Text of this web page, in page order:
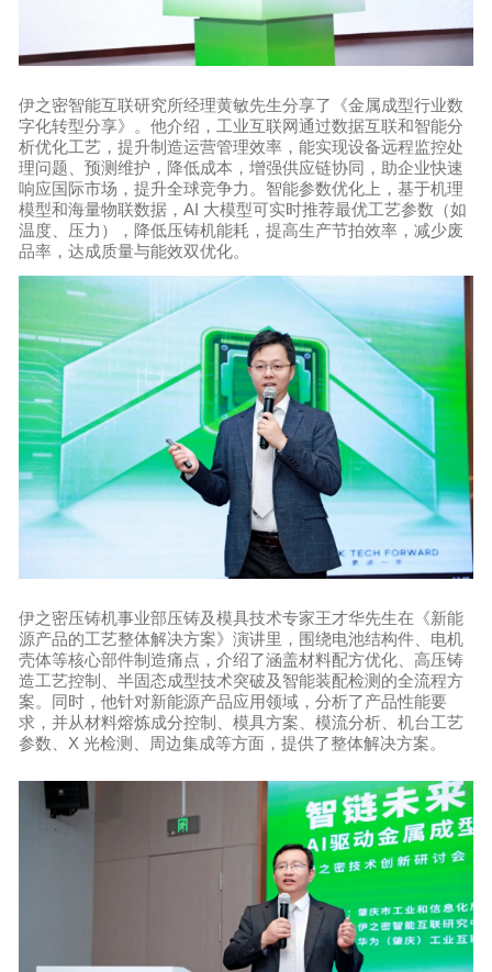
伊之密智能互联研究所经理黄敏先生分享了《金属成型行业数
字化转型分享》。他介绍，工业互联网通过数据互联和智能分
析优化工艺，提升制造运营管理效率，能实现设备远程监控处
理问题、预测维护，降低成本，增强供应链协同，助企业快速
响应国际市场，提升全球竞争力。智能参数优化上，基于机理
模型和海量物联数据，AI 大模型可实时推荐最优工艺参数（如
温度、压力），降低压铸机能耗，提高生产节拍效率，减少废
品率，达成质量与能效双优化。
伊之密压铸机事业部压铸及模具技术专家王才华先生在《新能
源产品的工艺整体解决方案》演讲里，围绕电池结构件、电机
壳体等核心部件制造痛点，介绍了涵盖材料配方优化、高压铸
造工艺控制、半固态成型技术突破及智能装配检测的全流程方
案。同时，他针对新能源产品应用领域，分析了产品性能要
求，并从材料熔炼成分控制、模具方案、模流分析、机台工艺
参数、X 光检测、周边集成等方面，提供了整体解决方案。